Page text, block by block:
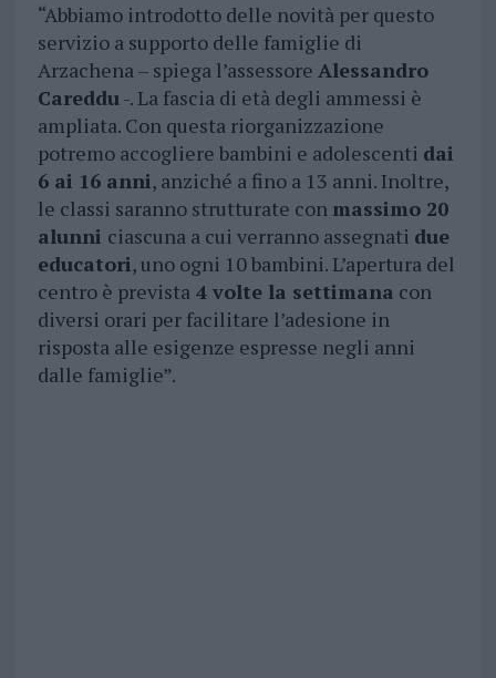
“Abbiamo introdotto delle novità per questo
servizio a supporto delle famiglie di
Arzachena – spiega l’assessore Alessandro
Careddu-. La fascia di età degli ammessi è
ampliata. Con questa riorganizzazione
potremo accogliere bambini e adolescenti dai
6 ai 16 anni, anziché a fino a 13 anni. Inoltre,
le classi saranno strutturate con massimo 20
alunni ciascuna a cui verranno assegnati due
educatori, uno ogni 10 bambini. L’apertura del
centro è prevista4 volte la settimana con
diversi orari per facilitare l’adesione in
risposta alle esigenze espresse negli anni
dalle famiglie”.